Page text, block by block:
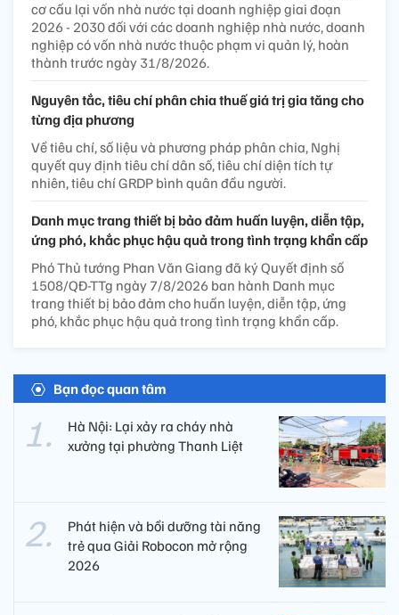
cơ cấu lại vốn nhà nước tại doanh nghiệp giai đoạn
2026 - 2030 đối với các doanh nghiệp nhà nước, doanh
nghiệp có vốn nhà nước thuộc phạm vi quản lý, hoàn
thành trước ngày 31/8/2026.
Nguyên tắc, tiêu chí phân chia thuế giá trị gia tăng cho
từng địa phương
Về tiêu chí, số liệu và phương pháp phân chia, Nghị
quyết quy định tiêu chí dân số, tiêu chí diện tích tự
nhiên, tiêu chí GRDP bình quân đầu người.
Danh mục trang thiết bị bảo đảm huấn luyện, diễn tập,
ứng phó, khắc phục hậu quả trong tình trạng khẩn cấp
Phó Thủ tướng Phan Văn Giang đã ký Quyết định số
1508/QĐ-TTg ngày 7/8/2026 ban hành Danh mục
trang thiết bị bảo đảm cho huấn luyện, diễn tập, ứng
phó, khắc phục hậu quả trong tình trạng khẩn cấp.
Bạn đọc quan tâm
Hà Nội: Lại xảy ra cháy nhà
xưởng tại phường Thanh Liệt
Phát hiện và bồi dưỡng tài năng
trẻ qua Giải Robocon mở rộng
2026